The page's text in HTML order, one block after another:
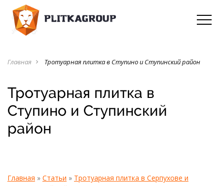
Главная navigate_next Тротуарная плитка в Ступино и Ступинский район
Тротуарная плитка в
Ступино и Ступинский
район
Главная » Статьи » Тротуарная плитка в Серпухове и